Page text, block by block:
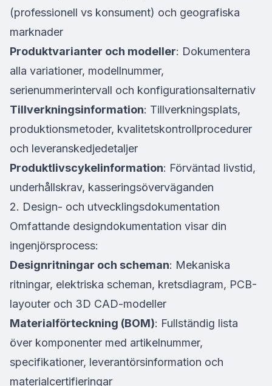
(professionell vs konsument) och geografiska
marknader
Produktvarianter och modeller: Dokumentera
alla variationer, modellnummer,
serienummerintervall och konfigurationsalternativ
Tillverkningsinformation: Tillverkningsplats,
produktionsmetoder, kvalitetskontrollprocedurer
och leveranskedjedetaljer
Produktlivscykelinformation: Förväntad livstid,
underhållskrav, kasseringsöverväganden
2. Design- och utvecklingsdokumentation
Omfattande designdokumentation visar din
ingenjörsprocess:
Designritningar och scheman: Mekaniska
ritningar, elektriska scheman, kretsdiagram, PCB-
layouter och 3D CAD-modeller
Materialförteckning (BOM): Fullständig lista
över komponenter med artikelnummer,
specifikationer, leverantörsinformation och
materialcertifieringar